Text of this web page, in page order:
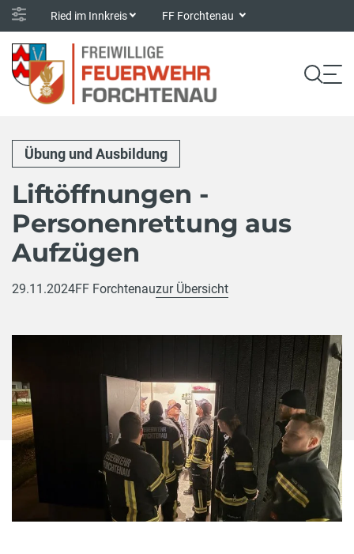
Ried im Innkreis FF Forchtenau
Übung und Ausbildung
Liftöffnungen -
Personenrettung aus
Aufzügen
29.11.2024FF Forchtenauzur Übersicht